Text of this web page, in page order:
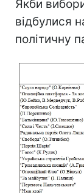
Якби
відбулися
політичну